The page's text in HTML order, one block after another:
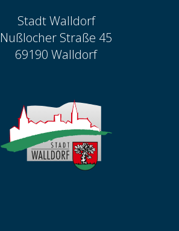
Stadt Walldorf
Nußlocher Straße 45
69190 Walldorf